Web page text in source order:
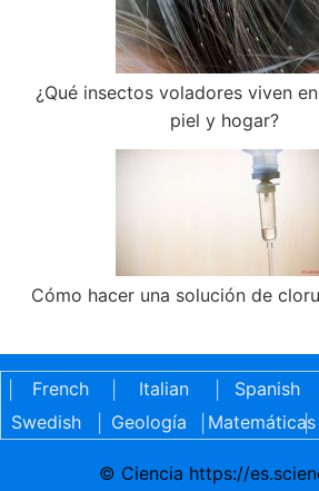
¿Qué insectos voladores viven
piel y hogar?
Cómo hacer una solución de
French Italian Spanish
Swedish
Geología Matemáticas
|
© Ciencia https://